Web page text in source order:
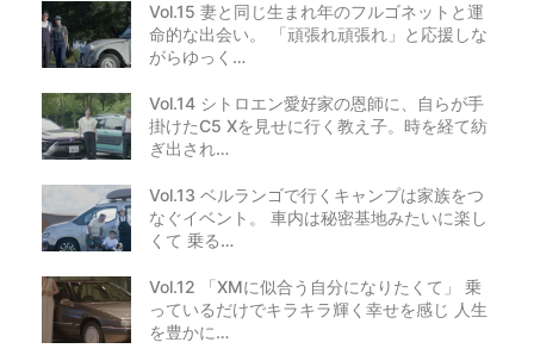
Vol.15 妻と同じ生まれ年のフルゴネットと運
命的な出会い。 「頑張れ頑張れ」と応援しな
がらゆっく…
Vol.14 シトロエン愛好家の恩師に、自らが手
掛けたC5 Xを見せに行く教え子。時を経て紡
ぎ出され…
Vol.13 ベルランゴで行くキャンプは家族をつ
なぐイベント。 車内は秘密基地みたいに楽し
くて 乗る…
Vol.12 「XMに似合う自分になりたくて」 乗
っているだけでキラキラ輝く幸せを感じ 人生
を豊かに…